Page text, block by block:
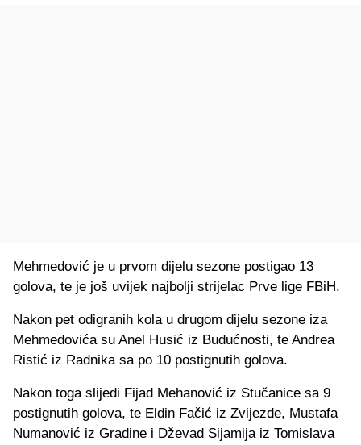
Mehmedović je u prvom dijelu sezone postigao 13
golova, te je još uvijek najbolji strijelac Prve lige FBiH.
Nakon pet odigranih kola u drugom dijelu sezone iza
Mehmedovića su Anel Husić iz Budućnosti, te Andrea
Ristić iz Radnika sa po 10 postignutih golova.
Nakon toga slijedi Fijad Mehanović iz Stučanice sa 9
postignutih golova, te Eldin Fačić iz Zvijezde, Mustafa
Numanović iz Gradine i Dževad Sijamija iz Tomislava